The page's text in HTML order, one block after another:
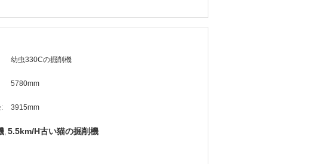
幼虫330Cの掘削機
5780mm
3915mm
, 5.5km/H古い猫の掘削機